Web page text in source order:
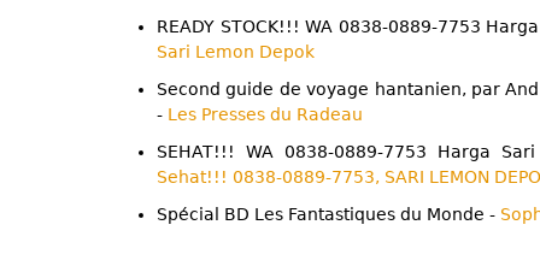
READY STOCK!!! WA 0838-0889-7753
Sari Lemon Depok
Second guide de voyage hantanien, par
- Les Presses du Radeau
SEHAT!!! WA 0838-0889-7753 Harga
Sehat!!! 0838-0889-7753, SARI LEMON
Spécial BD Les Fantastiques du Monde -